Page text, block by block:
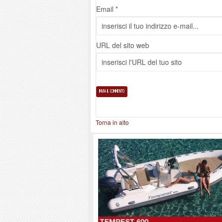
Email *
URL del sito web
Torna in alto